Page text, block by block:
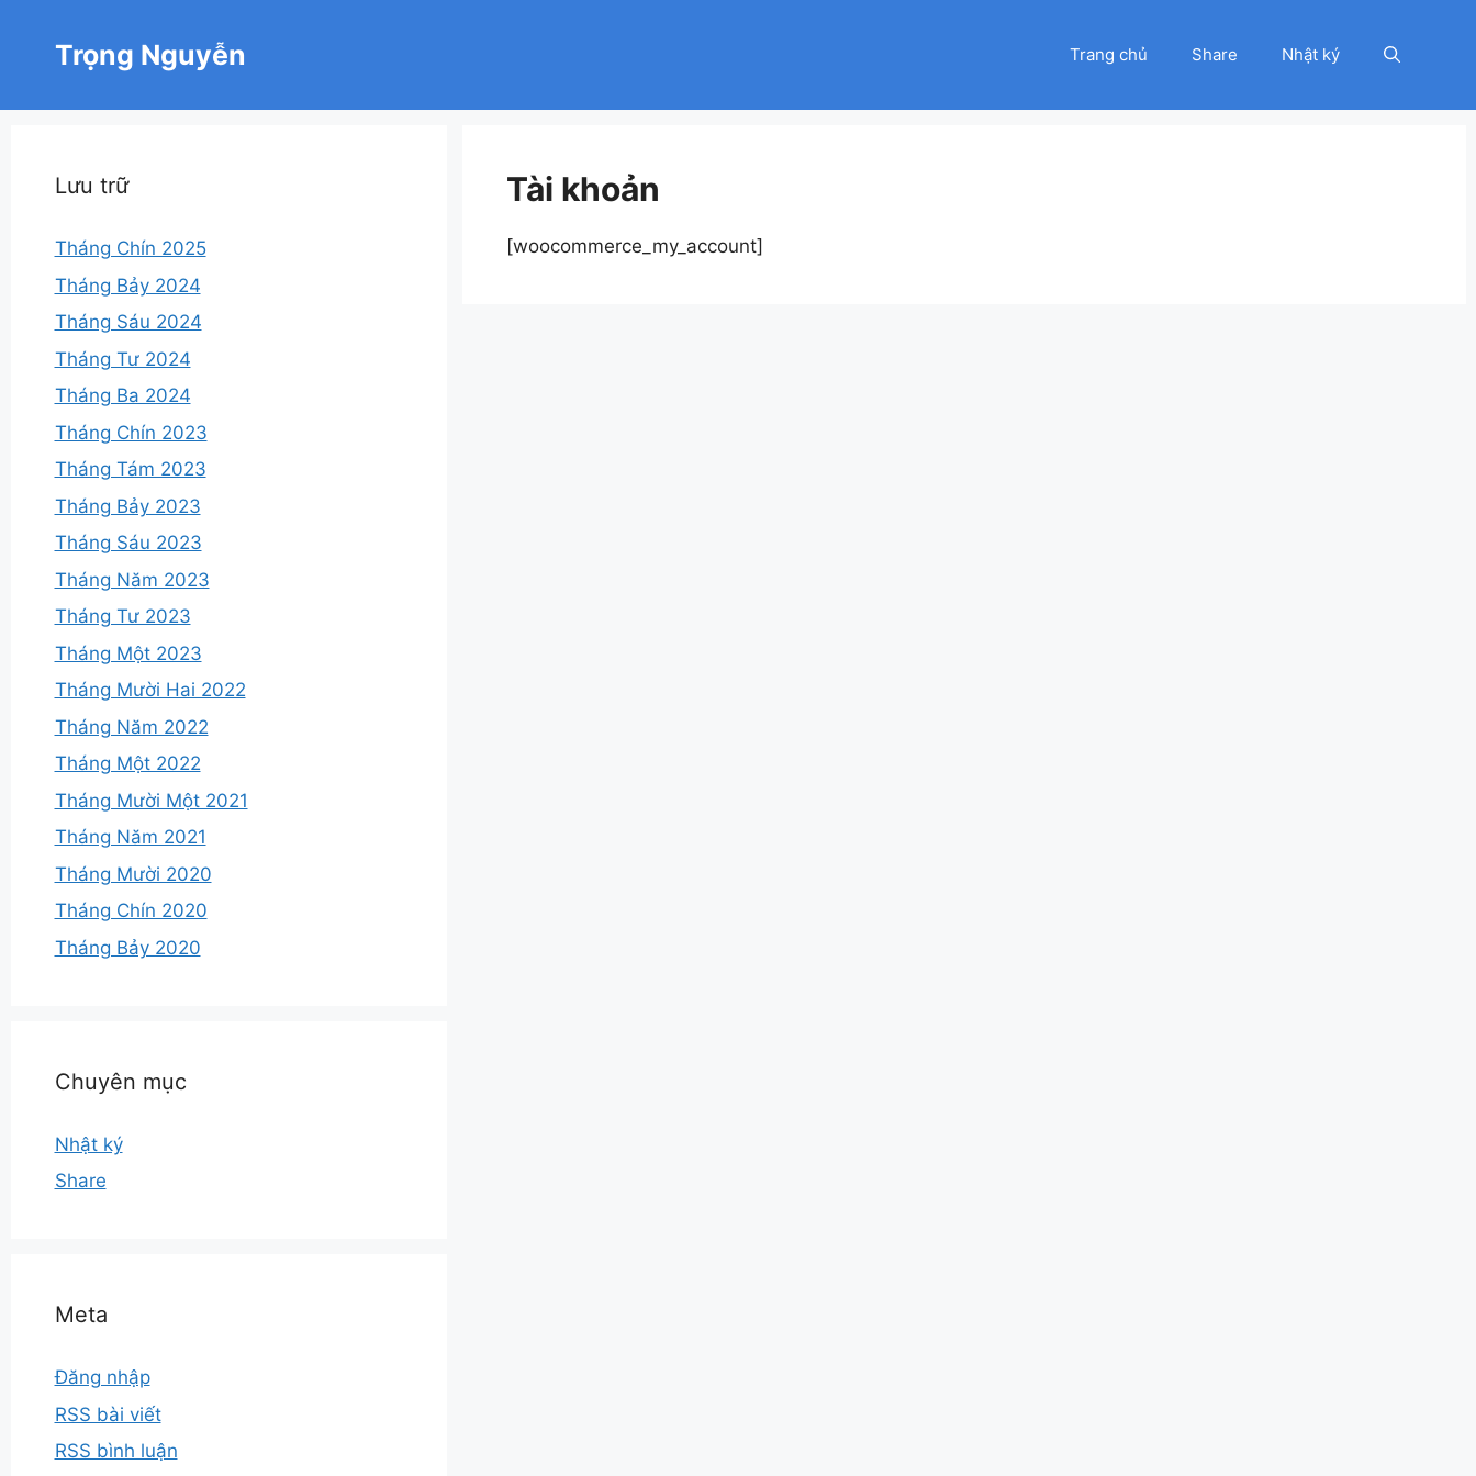
Trọng Nguyễn Trang chủ Share Nhật ký
Tài khoản
[woocommerce_my_account]
Lưu trữ
Tháng Chín 2025
Tháng Bảy 2024
Tháng Sáu 2024
Tháng Tư 2024
Tháng Ba 2024
Tháng Chín 2023
Tháng Tám 2023
Tháng Bảy 2023
Tháng Sáu 2023
Tháng Năm 2023
Tháng Tư 2023
Tháng Một 2023
Tháng Mười Hai 2022
Tháng Năm 2022
Tháng Một 2022
Tháng Mười Một 2021
Tháng Năm 2021
Tháng Mười 2020
Tháng Chín 2020
Tháng Bảy 2020
Chuyên mục
Nhật ký
Share
Meta
Đăng nhập
RSS bài viết
RSS bình luận